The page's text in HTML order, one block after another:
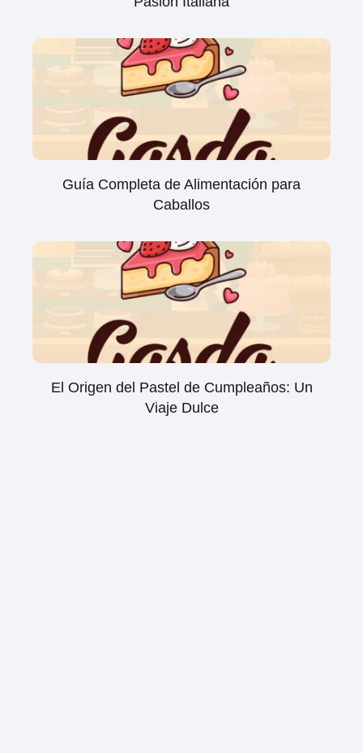
Guía Completa de Alimentación para
Caballos
El Origen del Pastel de Cumpleaños: Un
Viaje Dulce